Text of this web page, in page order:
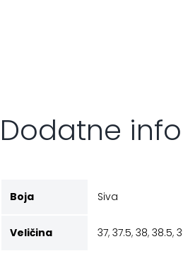
Dodatne
Boja Siva
Veličina 37, 37.5, 38, 38.5,